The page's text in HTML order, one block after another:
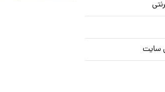
سایت